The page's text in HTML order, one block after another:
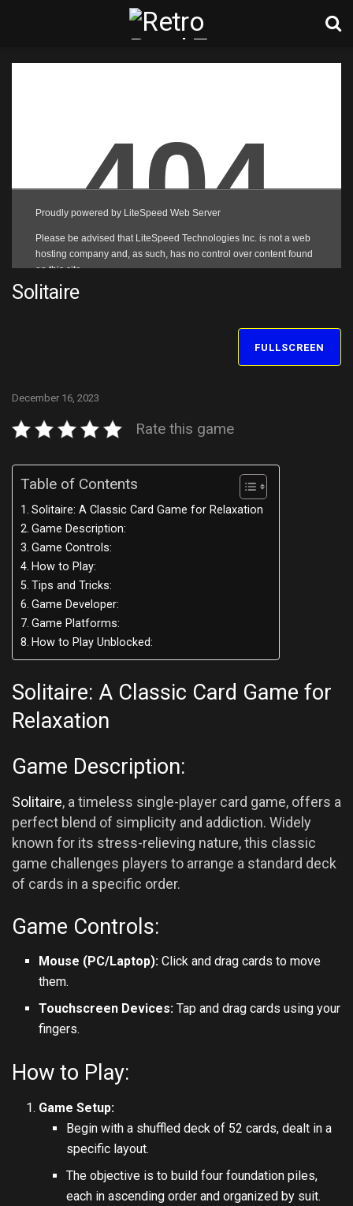
Solitaire
FULLSCREEN
December 16, 2023
Rate this game
Table of Contents
Solitaire: A Classic Card Game for Relaxation
Game Description:
Game Controls:
How to Play:
Tips and Tricks:
Game Developer:
Game Platforms:
How to Play Unblocked:
Solitaire: A Classic Card Game for
Relaxation
Game Description:
Solitaire, a timeless single-player card game, offers a
perfect blend of simplicity and addiction. Widely
known for its stress-relieving nature, this classic
game challenges players to arrange a standard deck
of cards in a specific order.
Game Controls:
Mouse (PC/Laptop): Click and drag cards to move
them.
Touchscreen Devices: Tap and drag cards using your
fingers.
How to Play:
Game Setup:
Begin with a shuffled deck of 52 cards, dealt in a
specific layout.
The objective is to build four foundation piles,
each in ascending order and organized by suit.